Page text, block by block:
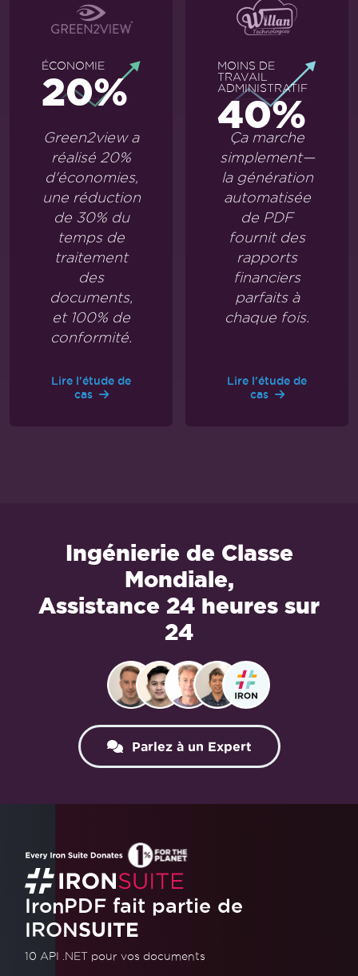
ÉCONOMIE
20%
Green2view a
réalisé 20%
d'économies,
une réduction
de 30% du
temps de
traitement
des
documents,
et 100% de
conformité.
Lire l'étude de
cas
MOINS DE
TRAVAIL
ADMINISTRATIF
40%
Ça marche
simplement—
la génération
automatisée
de PDF
fournit des
rapports
financiers
parfaits à
chaque fois.
Lire l'étude de
cas
Ingénierie de Classe
Mondiale,
Assistance 24 heures sur
24
Parlez à un Expert
IronPDF fait partie de
IRONSUITE
10 API .NET pour vos documents